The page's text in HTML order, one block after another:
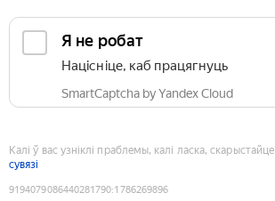
Я не робат
Націсніце, каб працягнуць
SmartCaptcha by Yandex Cloud
Калі ў вас узніклі праблемы, калі ласка, скарыстайце
сувязі
9194079086440281790:1786269896